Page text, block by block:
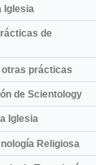
Iglesia
de
prácticas
de Scientology
Iglesia
Religiosa